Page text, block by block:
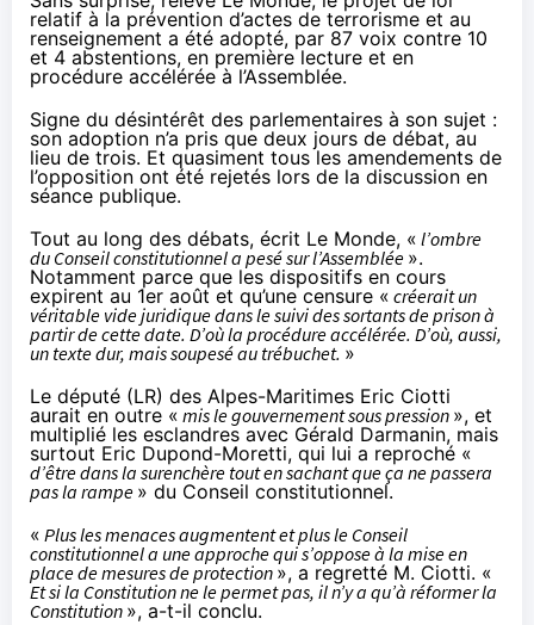
relatif à la prévention d’actes de terrorisme et au
renseignement a été adopté, par 87 voix contre 10
et 4 abstentions, en première lecture et en
procédure accélérée à l’Assemblée.
Signe du désintérêt des parlementaires à son sujet :
son adoption n’a pris que deux jours de débat, au
lieu de trois. Et quasiment tous les amendements de
l’opposition ont été rejetés lors de la discussion en
séance publique.
Tout au long des débats, écrit Le Monde, « l’ombre
du Conseil constitutionnel a pesé sur l’Assemblée ».
Notamment parce que les dispositifs en cours
expirent au 1er août et qu’une censure « créerait un
véritable vide juridique dans le suivi des sortants de prison à
partir de cette date. D’où la procédure accélérée. D’où, aussi,
un texte dur, mais soupesé au trébuchet. »
Le député (LR) des Alpes-Maritimes Eric Ciotti
aurait en outre « mis le gouvernement sous pression », et
multiplié les esclandres avec Gérald Darmanin, mais
surtout Eric Dupond-Moretti, qui lui a reproché «
d’être dans la surenchère tout en sachant que ça ne passera
pas la rampe » du Conseil constitutionnel.
« Plus les menaces augmentent et plus le Conseil
constitutionnel a une approche qui s’oppose à la mise en
place de mesures de protection », a regretté M. Ciotti. «
Et si la Constitution ne le permet pas, il n’y a qu’à réformer la
Constitution », a-t-il conclu.